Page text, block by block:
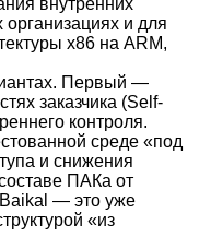
внутренних
и для
x86 на ARM,
Первый —
заказчика (Self-
контроля.
среде «под
и снижения
ПАКа от
— это уже
«из